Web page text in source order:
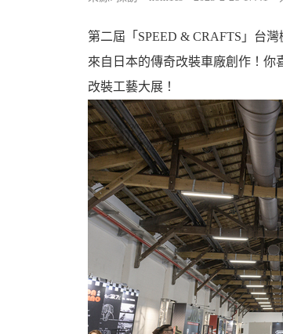
婆
汽
第二屆「SPEED & CRAFTS」台
來自日本的傳奇改裝車廠創作！
改裝工藝大展！